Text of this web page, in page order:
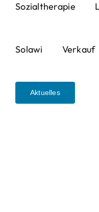
Sozialtherapie
Solawi Verkauf
Aktuelles